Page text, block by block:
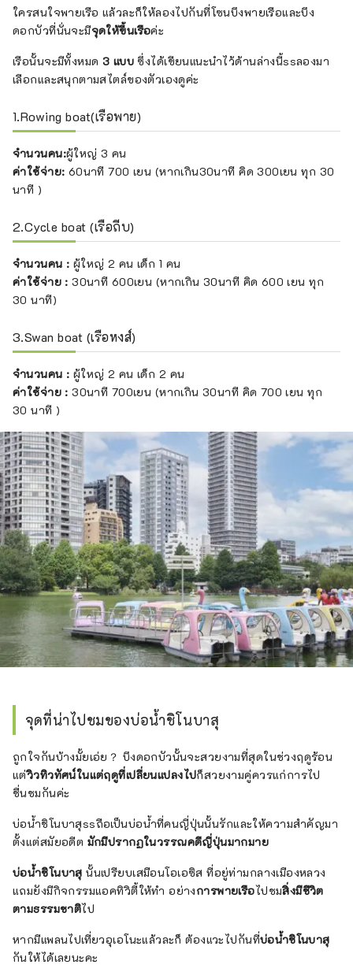
ใครสนใจพายเรือ แล้วละก็ให้ลองไปกันที่โซนบึงพายเรือและบึง
ดอกบัวที่นั่นจะมีจุดให้ขึ้นเรือค่ะ
เรือนั้นจะมีทั้งหมด 3 แบบ ซึ่งได้เขียนแนะนำไว้ด้านล่างนี้ssลองมา
เลือกและสนุกตามสไตล์ของตัวเองดูค่ะ
1.Rowing boat(เรือพาย)
จำนวนคน:ผู้ใหญ่ 3 คน
ค่าใช้จ่าย: 60นาที 700 เยน (หากเกิน30นาที คิด 300เยน ทุก 30
นาที )
2.Cycle boat (เรือถีบ)
จำนวนคน : ผู้ใหญ่ 2 คน เด็ก 1 คน
ค่าใช้จ่าย :30นาที 600เยน (หากเกิน 30นาที คิด 600 เยน ทุก
30 นาที)
3.Swan boat (เรือหงส์)
จำนวนคน : ผู้ใหญ่ 2 คน เด็ก 2 คน
ค่าใช้จ่าย :30นาที 700เยน (หากเกิน 30นาที คิด 700 เยน ทุก
30 นาที )
จุดที่น่าไปชมของบ่อน้ำชิโนบาสุ
ถูกใจกันบ้างมั้ยเอ่ย？ บึงดอกบัวนั้นจะสวยงามที่สุดในช่วงฤดูร้อน
แต่วิวทิวทัศน์ในแต่ฤดูที่เปลี่ยนแปลงไปก็สวยงามคู่ควรแก่การไป
ชื่นชมกันค่ะ
บ่อน้ำชิโนบาสุssถือเป็นบ่อน้ำที่คนญี่ปุ่นนั้นรักและให้ความสำคัญมา
ตั้งแต่สมัยอดีต มักมีปรากฏในวรรณคดีญี่ปุ่นมากมาย
บ่อน้ำชิโนบาสุ นั้นเปรียบเสมือนโอเอซิส ที่อยู่ท่ามกลางเมืองหลวง
แถมยังมีกิจกรรมแอคทิวิตี้ให้ทำ อย่างการพายเรือไปชมสิ่งมีชีวิต
ตามธรรมชาติไป
หากมีแพลนไปเที่ยวอุเอโนะแล้วละก็ ต้องแวะไปกันที่บ่อน้ำชิโนบาสุ
กันให้ได้เลยนะคะ